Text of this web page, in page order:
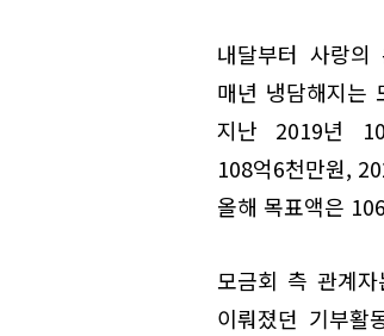
내달부터 사랑의
매년 냉담해지는
지난 2019년
108억6천만원,
올해 목표액은
모금회 측 관계
이뤄졌던 기부활